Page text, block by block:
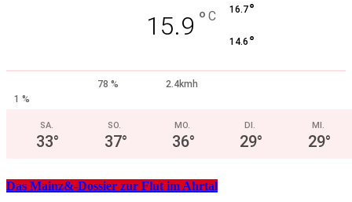
15.9 ° C 16.7°
14.6 °
78 %
2.4kmh
1 %
SA.
33°
SO.
37°
MO.
36°
DI.
29°
MI.
29°
Das Mainz&-Dossier zur Flut im Ahrtal